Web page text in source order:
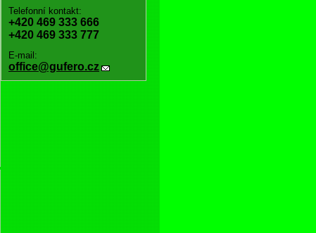
Telefonní kontakt:
+420 469 333 666
+420 469 333 777
E-mail:
office@gufero.cz